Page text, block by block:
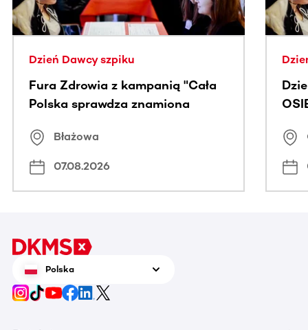
Dzień Dawcy szpiku
Fura Zdrowia z kampanią "Cała
Polska sprawdza znamiona
Błażowa
07.08.2026
Polska